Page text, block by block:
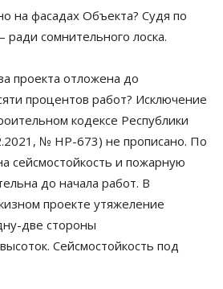
на фасадах Объекта? Судя по
ради сомнительного лоска.
проекта отложена до
процентов работ? Исключение
кодексе Республики
№ HP-673) не прописано. По
сейсмостойкость и пожарную
до начала работ. В
проекте утяжеление
две стороны
Сейсмостойкость под